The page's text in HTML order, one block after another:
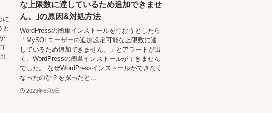
に
と
な上限数に達しているため追加できませ
ん。｣の原因&対処方法
WordPressの簡単インストールを行おうとしたら
「MySQLユーザーの追加設定可能な上限数に達
しているため追加できません。」とアラートが出
て、WordPressの簡単インストールができません
でした。 なぜWordPressインストールができなく
なったのか？を探ったと...
2023年6月9日